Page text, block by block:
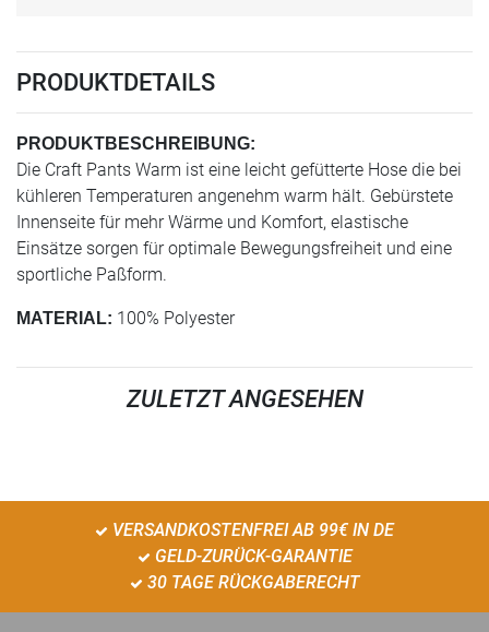
PRODUKTDETAILS
PRODUKTBESCHREIBUNG:
Die Craft Pants Warm ist eine leicht gefütterte Hose die bei
kühleren Temperaturen angenehm warm hält. Gebürstete
Innenseite für mehr Wärme und Komfort, elastische
Einsätze sorgen für optimale Bewegungsfreiheit und eine
sportliche Paßform.
MATERIAL: 100% Polyester
ZULETZT ANGESEHEN
VERSANDKOSTENFREI AB 99€ IN DE
GELD-ZURÜCK-GARANTIE
30 TAGE RÜCKGABERECHT